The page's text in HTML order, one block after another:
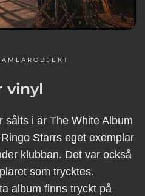
vinyl
i är The White Album
Starrs eget exemplar
klubban. Det var också
som trycktes.
album finns tryckt på